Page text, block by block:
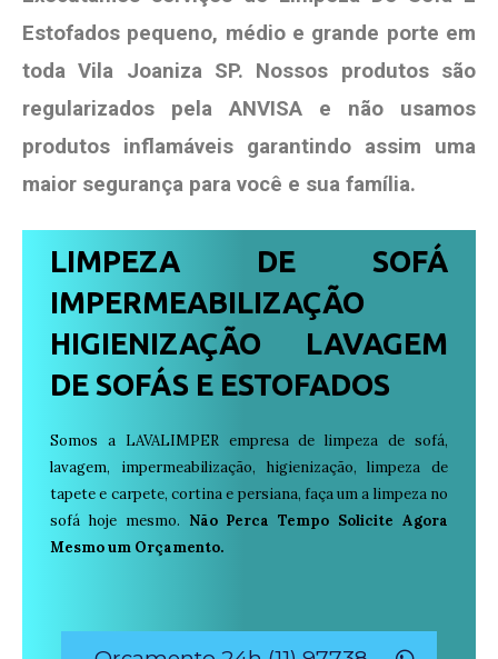
Estofados pequeno, médio e grande porte em
toda Vila Joaniza SP. Nossos produtos são
regularizados pela ANVISA e não usamos
produtos inflamáveis garantindo assim uma
maior segurança para você e sua família.
LIMPEZA DE SOFÁ
IMPERMEABILIZAÇÃO
HIGIENIZAÇÃO LAVAGEM
DE SOFÁS E ESTOFADOS
Somos a LAVALIMPER empresa de limpeza de sofá,
lavagem, impermeabilização, higienização, limpeza de
tapete e carpete, cortina e persiana, faça um a limpeza no
sofá hoje mesmo. Não Perca Tempo Solicite Agora
Mesmo um Orçamento.